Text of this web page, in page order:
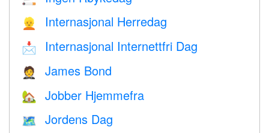
👱 Internasjonal Herredag
📩 Internasjonal Internettfri Dag
🤵 James Bond
🏡 Jobber Hjemmefra
🗺️ Jordens Dag